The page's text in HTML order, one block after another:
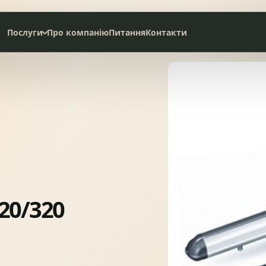
Послуги Про компаніюПитанняКонтакти
БІТУМНА ЧЕРЕПИЦЯ
320